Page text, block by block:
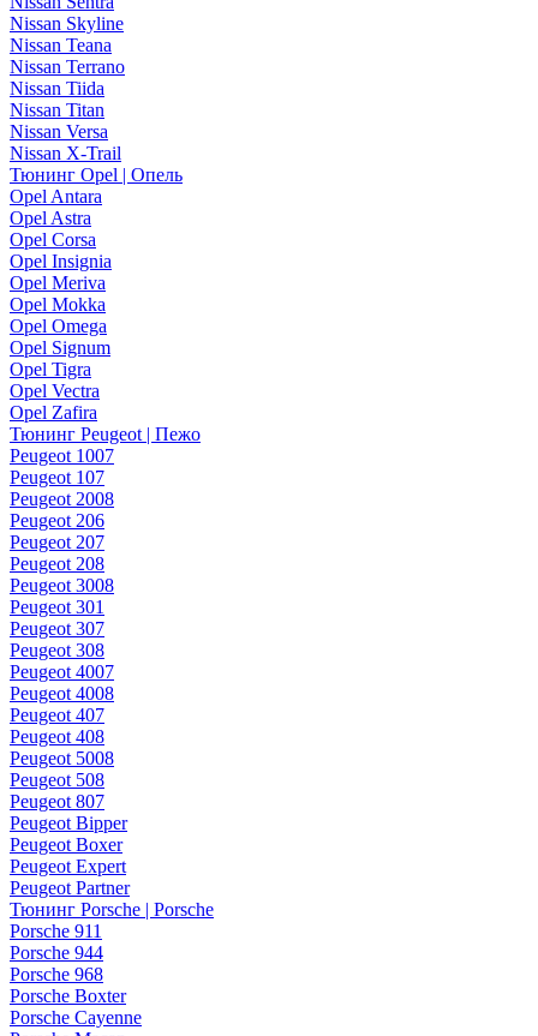
Nissan Skyline
Nissan Teana
Nissan Terrano
Nissan Tiida
Nissan Titan
Nissan Versa
Nissan X-Trail
Тюнинг Opel | Опель
Opel Antara
Opel Astra
Opel Corsa
Opel Insignia
Opel Meriva
Opel Mokka
Opel Omega
Opel Signum
Opel Tigra
Opel Vectra
Opel Zafira
Тюнинг Peugeot | Пежо
Peugeot 1007
Peugeot 107
Peugeot 2008
Peugeot 206
Peugeot 207
Peugeot 208
Peugeot 3008
Peugeot 301
Peugeot 307
Peugeot 308
Peugeot 4007
Peugeot 4008
Peugeot 407
Peugeot 408
Peugeot 5008
Peugeot 508
Peugeot 807
Peugeot Bipper
Peugeot Boxer
Peugeot Expert
Peugeot Partner
Тюнинг Porsche | Porsche
Porsche 911
Porsche 944
Porsche 968
Porsche Boxter
Porsche Cayenne